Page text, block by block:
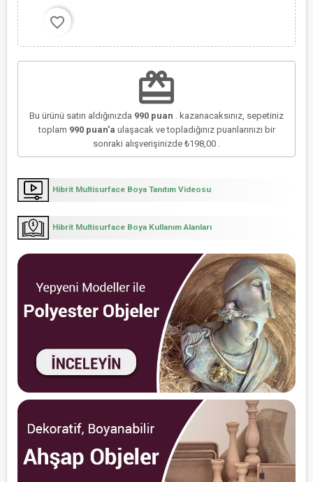
favorite_border
redeem
Bu ürünü satın aldığınızda 990 puan . kazanacaksınız, sepetiniz
toplam 990puan'a ulaşacak ve topladığınız puanlarınızı bir
sonraki alışverişinizde ₺198,00
Hibrit Multisurface Boya Tanıtım Videosu
Hibrit Multisurface Boya Kullanım Alanları